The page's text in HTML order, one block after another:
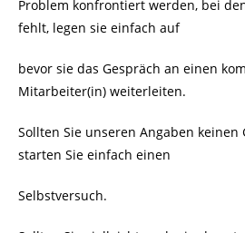
Problem konfrontiert werden, bei
fehlt, legen sie einfach auf
bevor sie das Gespräch an einen
Mitarbeiter(in) weiterleiten.
Sollten Sie unseren Angaben keinen
starten Sie einfach einen
Selbstversuch.